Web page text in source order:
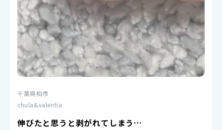
千葉県柏市
chula&valentia
伸びたと思うと剥がれてしまう…